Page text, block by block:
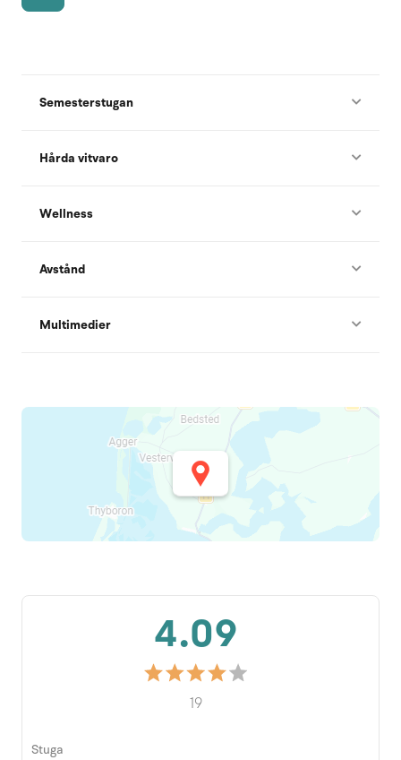
Semesterstugan
Hårda vitvaro
Wellness
Avstånd
Multimedier
4.09
19
Stuga